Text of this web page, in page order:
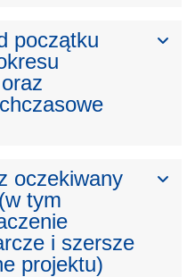
początku
oczekiwany
tym
i szersze
projektu)